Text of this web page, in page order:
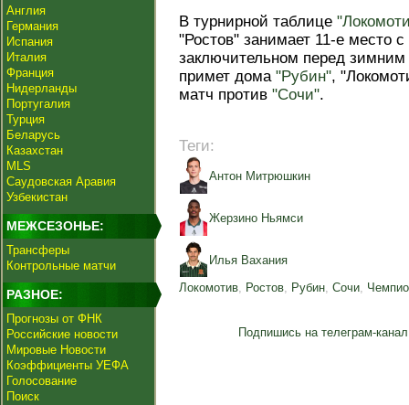
Англия
Германия
Испания
Италия
Франция
Нидерланды
Португалия
Турция
Беларусь
Казахстан
MLS
Саудовская Аравия
Узбекистан
МЕЖСЕЗОНЬЕ:
Трансферы
Контрольные матчи
РАЗНОЕ:
Прогнозы от ФНК
Российские новости
Мировые Новости
Коэффициенты УЕФА
Голосование
Поиск
В турнирной таблице
"Ростов" занимает 11-е
заключительном перед
примет дома "Рубин",
матч против "Сочи".
Теги:
Антон Митрюшкин
Жерзино Ньямси
Илья Вахания
Локомотив, Ростов, Рубин, Сочи,
Подпишись на телеграм-